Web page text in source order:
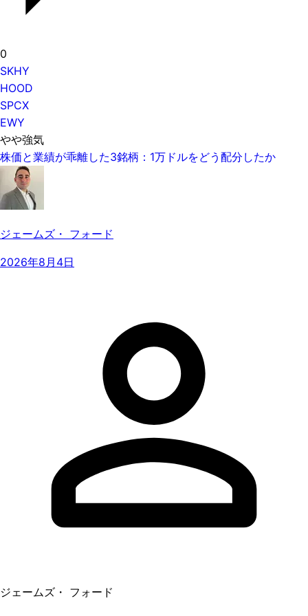
0
SKHY
HOOD
SPCX
EWY
やや強気
株価と業績が乖離した3銘柄：1万ドルをどう配分したか
ジェームズ・ フォード
2026年8月4日
ジェームズ・ フォード